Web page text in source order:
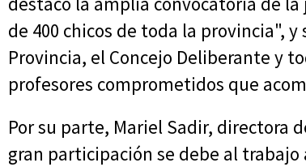
de 400 chicos de toda la provincia",
Provincia, el Concejo Deliberante y
profesores comprometidos que
Por su parte, Mariel Sadir, directora
gran participación se debe al